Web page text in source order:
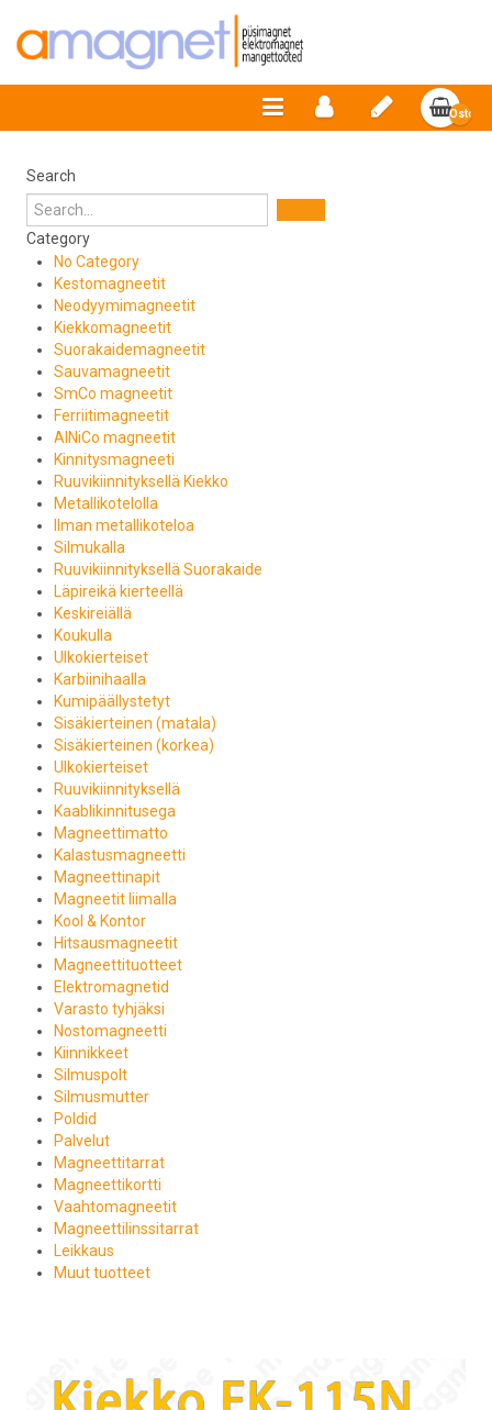
Search
Category
No Category
Kestomagneetit
Neodyymimagneetit
Kiekkomagneetit
Suorakaidemagneetit
Sauvamagneetit
SmCo magneetit
Ferriitimagneetit
AlNiCo magneetit
Kinnitysmagneeti
Ruuvikiinnityksellä Kiekko
Metallikotelolla
Ilman metallikoteloa
Silmukalla
Ruuvikiinnityksellä Suorakaide
Läpireikä kierteellä
Keskireiällä
Koukulla
Ulkokierteiset
Karbiinihaalla
Kumipäällystetyt
Sisäkierteinen (matala)
Sisäkierteinen (korkea)
Ulkokierteiset
Ruuvikiinnityksellä
Kaablikinnitusega
Magneettimatto
Kalastusmagneetti
Magneettinapit
Magneetit liimalla
Kool & Kontor
Hitsausmagneetit
Magneettituotteet
Elektromagnetid
Varasto tyhjäksi
Nostomagneetti
Kiinnikkeet
Silmuspolt
Silmusmutter
Poldid
Palvelut
Magneettitarrat
Magneettikortti
Vaahtomagneetit
Magneettilinssitarrat
Leikkaus
Muut tuotteet